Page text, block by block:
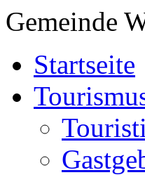
Gemeinde
Startseite